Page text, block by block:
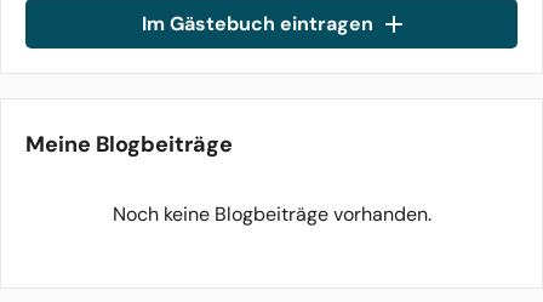
Im Gästebuch eintragen
Meine Blogbeiträge
Noch keine Blogbeiträge vorhanden.